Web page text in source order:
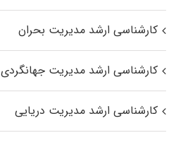
کارشناسی ارشد مدیریت بحران
کارشناسی ارشد مدیریت جهانگردی
کارشناسی ارشد مدیریت دریایی